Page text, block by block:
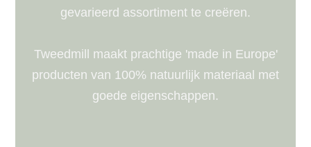
gevarieerd assortiment te creëren.
Tweedmill maakt prachtige 'made in Europe'
producten van 100% natuurlijk materiaal met
goede eigenschappen.